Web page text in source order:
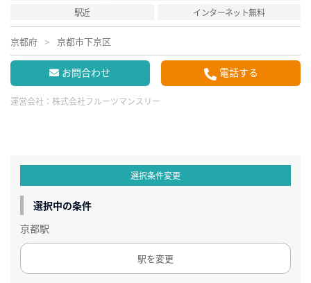
駅近
インターネット無料
京都府 京都市下京区
お問合わせ 電話する
運営会社： 株式会社フルーツマンスリー
選択条件変更
選択中の条件
京都駅
駅を変更